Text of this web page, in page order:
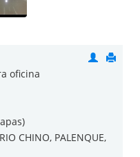
oficina
CHINO, PALENQUE,